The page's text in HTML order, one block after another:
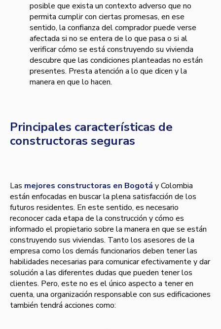
posible que exista un contexto adverso que no
permita cumplir con ciertas promesas, en ese
sentido, la confianza del comprador puede verse
afectada si no se entera de lo que pasa o si al
verificar cómo se está construyendo su vivienda
descubre que las condiciones planteadas no están
presentes. Presta atención a lo que dicen y la
manera en que lo hacen.
Principales características de
constructoras seguras
Las mejores constructoras en Bogotá y Colombia
están enfocadas en buscar la plena satisfacción de los
futuros residentes. En este sentido, es necesario
reconocer cada etapa de la construcción y cómo es
informado el propietario sobre la manera en que se están
construyendo sus viviendas. Tanto los asesores de la
empresa como los demás funcionarios deben tener las
habilidades necesarias para comunicar efectivamente y dar
solución a las diferentes dudas que pueden tener los
clientes. Pero, este no es el único aspecto a tener en
cuenta, una organización responsable con sus edificaciones
también tendrá acciones como: